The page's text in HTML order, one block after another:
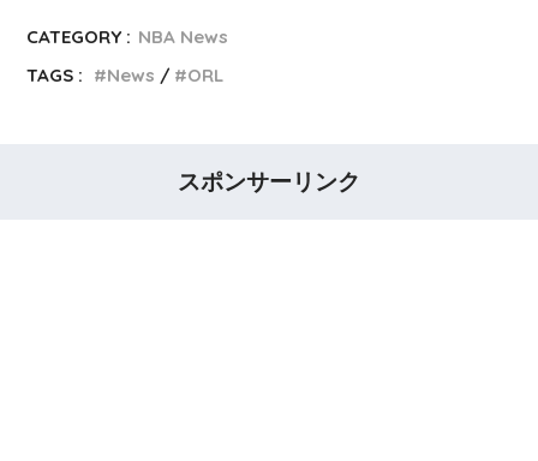
CATEGORY : NBA News
TAGS :
News ORL
スポンサーリンク